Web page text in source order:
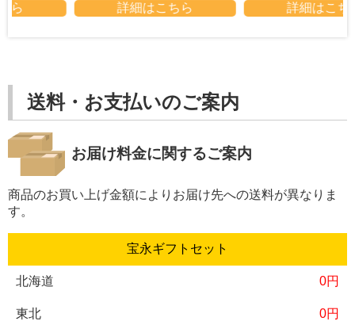
詳細はこちら 詳細はこちら
送料・お支払いのご案内
お届け料金に関するご案内
商品のお買い上げ金額によりお届け先への送料が異なりま
す。
宝永ギフトセット
0円
0円